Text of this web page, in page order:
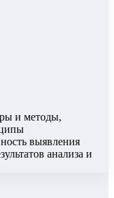
и методы,
выявления
анализа и